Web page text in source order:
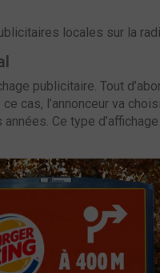
locales sur la
publicitaire. Tout
cas, l’annonceur va
Ce type